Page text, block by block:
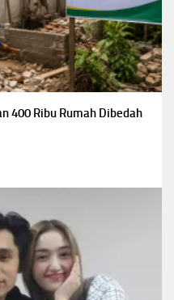
400 Ribu Rumah Dibedah